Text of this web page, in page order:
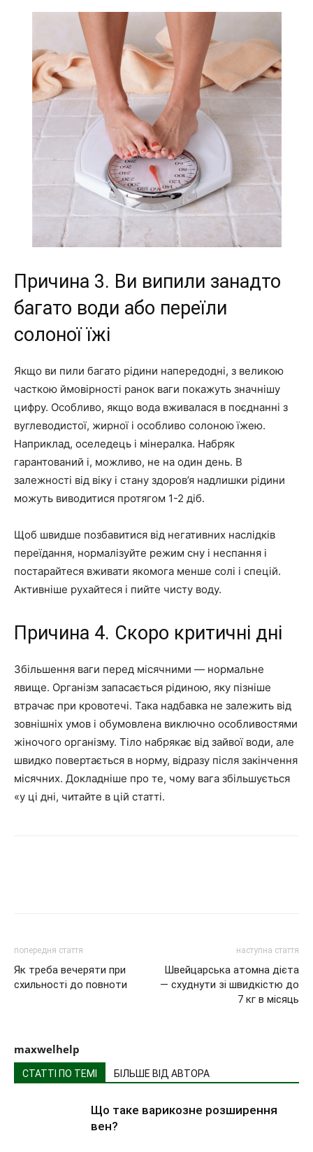
Причина 3. Ви випили занадто
багато води або переїли
солоної їжі
Якщо ви пили багато рідини напередодні, з великою
часткою ймовірності ранок ваги покажуть значнішу
цифру. Особливо, якщо вода вживалася в поєднанні з
вуглеводистої, жирної і особливо солоною їжею.
Наприклад, оселедець і мінералка. Набряк
гарантований і, можливо, не на один день. В
залежності від віку і стану здоров’я надлишки рідини
можуть виводитися протягом 1-2 діб.
Щоб швидше позбавитися від негативних наслідків
переїдання, нормалізуйте режим сну і неспання і
постарайтеся вживати якомога менше солі і спецій.
Активніше рухайтеся і пийте чисту воду.
Причина 4. Скоро критичні дні
Збільшення ваги перед місячними — нормальне
явище. Організм запасається рідиною, яку пізніше
втрачає при кровотечі. Така надбавка не залежить від
зовнішніх умов і обумовлена виключно особливостями
жіночого організму. Тіло набрякає від зайвої води, але
швидко повертається в норму, відразу після закінчення
місячних. Докладніше про те, чому вага збільшується
«у ці дні, читайте в цій статті.
попередня стаття
Як треба вечеряти при
схильності до повноти
наступна стаття
Швейцарська атомна дієта
— схуднути зі швидкістю до
7 кг в місяць
maxwelhelp
СТАТТІ ПО ТЕМІ БІЛЬШЕ ВІД АВТОРА
Що таке варикозне розширення
вен?